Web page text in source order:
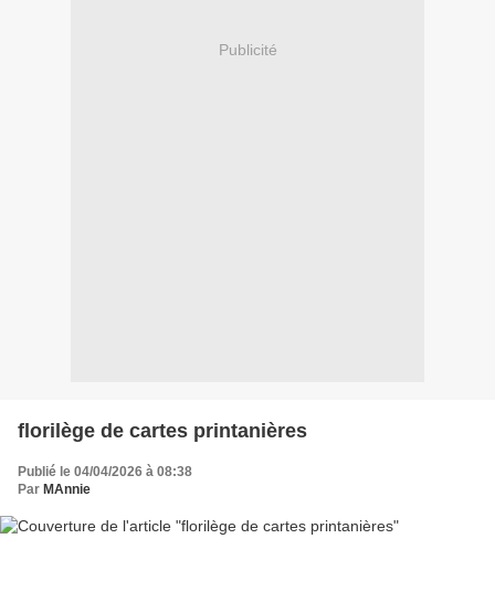
Publicité
florilège de cartes printanières
Publié le 04/04/2026 à 08:38
Par MAnnie